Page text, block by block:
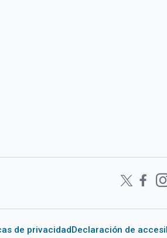
de privacidadDeclaración de